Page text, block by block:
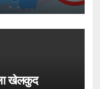
खेलकुद